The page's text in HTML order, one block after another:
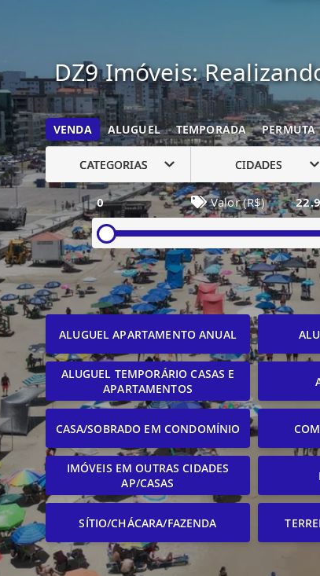
DZ9 Imóveis:
VENDA ALUGUEL TEMPORADA PERMUTA
CATEGORIAS CIDADES
0 Valor (R$)
ALUGUEL APARTAMENTO ANUAL
ALUGUEL TEMPORÁRIO CASAS E
APARTAMENTOS
CASA/SOBRADO EM CONDOMÍNIO
IMÓVEIS EM OUTRAS CIDADES
AP/CASAS
SÍTIO/CHÁCARA/FAZENDA